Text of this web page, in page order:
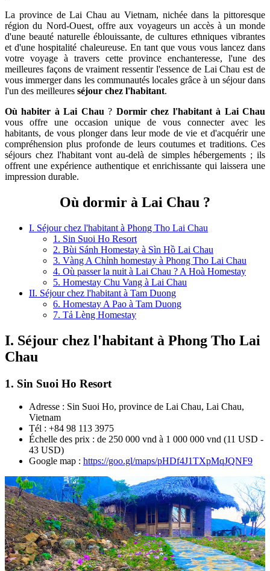
La province de Lai Chau au Vietnam, nichée dans la pittoresque
région du Nord-Ouest, offre aux voyageurs un accès à un monde
d'une beauté naturelle éblouissante, de cultures ethniques vibrantes
et d'une hospitalité chaleureuse. En tant que vous vous lancez dans
votre voyage à travers cette province enchanteresse, l'une des
meilleures façons de vraiment ressentir l'essence de Lai Chau est de
vous immerger dans les communautés locales grâce à un séjour dans
l'un des meilleures séjour chez l'habitant.
Où habiter à Lai Chau ? Dormir chez l'habitant à Lai Chau
vous offre une occasion unique de vous connecter avec les
habitants, de vous plonger dans leur mode de vie et d'acquérir une
compréhension plus profonde de leurs coutumes et traditions. Ces
séjours chez l'habitant vont au-delà de simples hébergements ; ils
offrent une expérience authentique et enrichissante qui laissera une
impression durable.
Où dormir à Lai Chau ?
I. Séjour chez l'habitant à Phong Tho Lai Chau
1. Sin Suoi Ho Resort
2. Bùi Sánh Homestay à Sìn Hồ Lai Chau
3. Vàng A Chỉnh homestay à Phong Tho Lai Chau
4. Où passer la nuit à Lai Chau ? A Hoà Homestay
5. Homestay Chu Vang à Lai Chau
II. Séjour chez l'habitant à Tam Duong
6. Homestay A Pao à Tam Duong
7. Tả Lèng Homestay
I. Séjour chez l'habitant à Phong Tho Lai
Chau
1. Sin Suoi Ho Resort
Adresse : Sin Suoi Ho, province de Lai Chau, Lai Chau,
Vietnam
Tél : +84 98 113 3975
Échelle des prix : de 250 000 vnd à 1 000 000 vnd (11 USD -
43 USD)
Google map : https://goo.gl/maps/pHDf4J1TXpMqJQNF9